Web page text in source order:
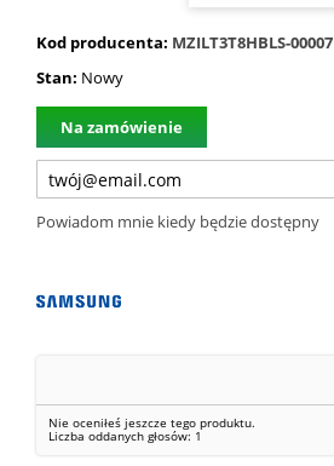
Kod producenta: MZILT3T8HBLS-00007
Stan: Nowy
Na zamówienie
Powiadom mnie kiedy będzie dostępny
Nie oceniłeś jeszcze tego produktu.
Liczba oddanych głosów: 1